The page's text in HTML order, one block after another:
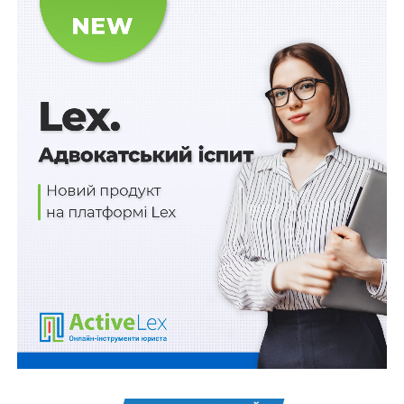
рухам (зокрема, йдеться про тогочасні італійський
фашизм та радянський комунізм), здатним підривати
підвалини конституційного ладу та примат суверенної
влади. Власне останні небезпеки, завуальовані під
виглядом легітимності, Карл Левенштайн резонно
співставляв з образом троянського коня, вдаючись
до алюзії на міф Стародавньої Греції.
Історичний вимір розвитку концепту
У 1937 році на шпальтах американського видання
«American Political Science Review» Карл Левенштайн,
німецький вченийюрист та політолог, опублікував
науковий доробок під назвою «Войовнича демократія
та фундаментальні права». Наскрізним лейтмотивом
цієї праці конституціоналіста було піднесення
демократії по закінченні Першої світової війни. У
фокусі уваги науковця знаходилися передусім країни